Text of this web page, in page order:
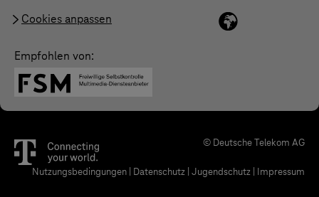
Cookies anpassen
Empfohlen von:
© Deutsche Telekom AG
Nutzungsbedingungen Datenschutz Jugendschutz Impressum